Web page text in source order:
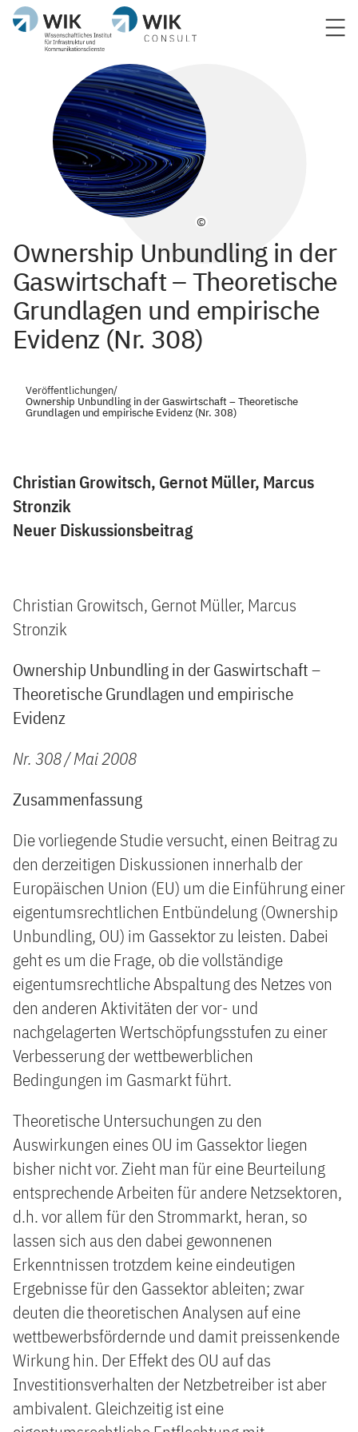
©
Ownership Unbundling in der
Gaswirtschaft – Theoretische
Grundlagen und empirische
Evidenz (Nr. 308)
Veröffentlichungen/
Ownership Unbundling in der Gaswirtschaft – Theoretische
Grundlagen und empirische Evidenz (Nr. 308)
Christian Growitsch, Gernot Müller, Marcus
Stronzik
Neuer Diskussionsbeitrag
Christian Growitsch, Gernot Müller, Marcus
Stronzik
Ownership Unbundling in der Gaswirtschaft –
Theoretische Grundlagen und empirische
Evidenz
Nr. 308 / Mai 2008
Zusammenfassung
Die vorliegende Studie versucht, einen Beitrag zu
den derzeitigen Diskussionen innerhalb der
Europäischen Union (EU) um die Einführung einer
eigentumsrechtlichen Entbündelung (Ownership
Unbundling, OU) im Gassektor zu leisten. Dabei
geht es um die Frage, ob die vollständige
eigentumsrechtliche Abspaltung des Netzes von
den anderen Aktivitäten der vor- und
nachgelagerten Wertschöpfungsstufen zu einer
Verbesserung der wettbewerblichen
Bedingungen im Gasmarkt führt.
Theoretische Untersuchungen zu den
Auswirkungen eines OU im Gassektor liegen
bisher nicht vor. Zieht man für eine Beurteilung
entsprechende Arbeiten für andere Netzsektoren,
d.h. vor allem für den Strommarkt, heran, so
lassen sich aus den dabei gewonnenen
Erkenntnissen trotzdem keine eindeutigen
Ergebnisse für den Gassektor ableiten; zwar
deuten die theoretischen Analysen auf eine
wettbewerbsfördernde und damit preissenkende
Wirkung hin. Der Effekt des OU auf das
Investitionsverhalten der Netzbetreiber ist aber
ambivalent. Gleichzeitig ist eine